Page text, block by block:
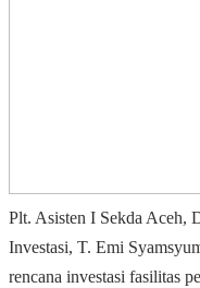
Plt. Asisten I Sekda Aceh,
Investasi, T. Emi
rencana investasi fasilitas